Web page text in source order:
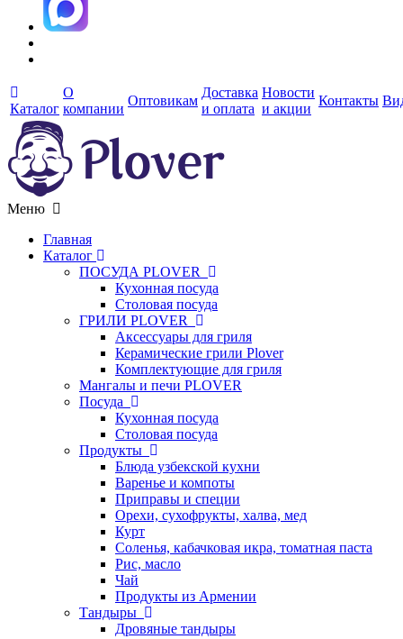
Каталог
О
компании
Оптовикам
Доставка
и оплата
Новости
и акции
Контакты
Меню
Главная
Каталог
ПОСУДА PLOVER
Кухонная посуда
Столовая посуда
ГРИЛИ PLOVER
Аксессуары для гриля
Керамические грили Plover
Комплектующие для гриля
Мангалы и печи PLOVER
Посуда
Кухонная посуда
Столовая посуда
Продукты
Блюда узбекской кухни
Варенье и компоты
Приправы и специи
Орехи, сухофрукты, халва, мед
Курт
Соленья, кабачковая икра, томатная паста
Рис, масло
Чай
Продукты из Армении
Тандыры
Дровяные тандыры